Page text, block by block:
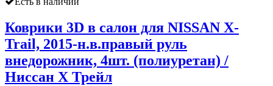
Коврики 3D в салон для NISSAN X-
Trail, 2015-н.в.правый руль
внедорожник, 4шт. (полиуретан) /
Ниссан Х Трейл